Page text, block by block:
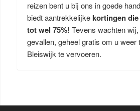
reizen bent u bij ons in goede
biedt aantrekkelijkekortingen
tot wel 75%! Tevens wachten
gevallen, geheel gratis om u weer
Bleiswijk te vervoeren.